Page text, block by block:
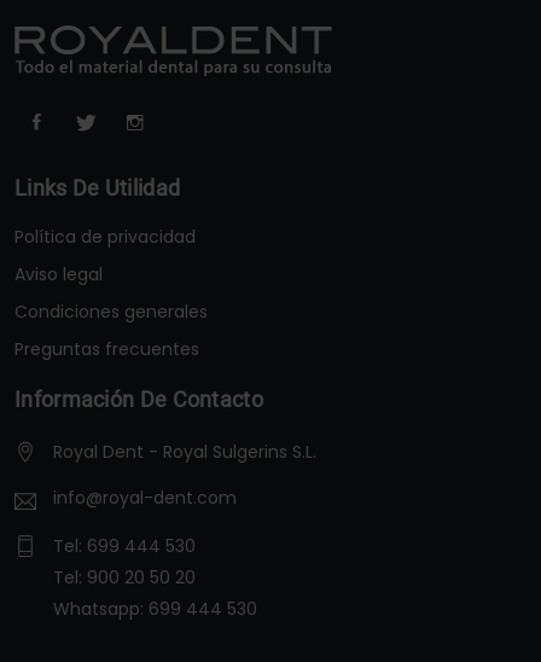
Links De Utilidad
Política de privacidad
Aviso legal
Condiciones generales
Preguntas frecuentes
Información De Contacto
Royal Dent - Royal Sulgerins S.L.
info@royal-dent.com
Tel: 699 444 530
Tel: 900 20 50 20
Whatsapp: 699 444 530